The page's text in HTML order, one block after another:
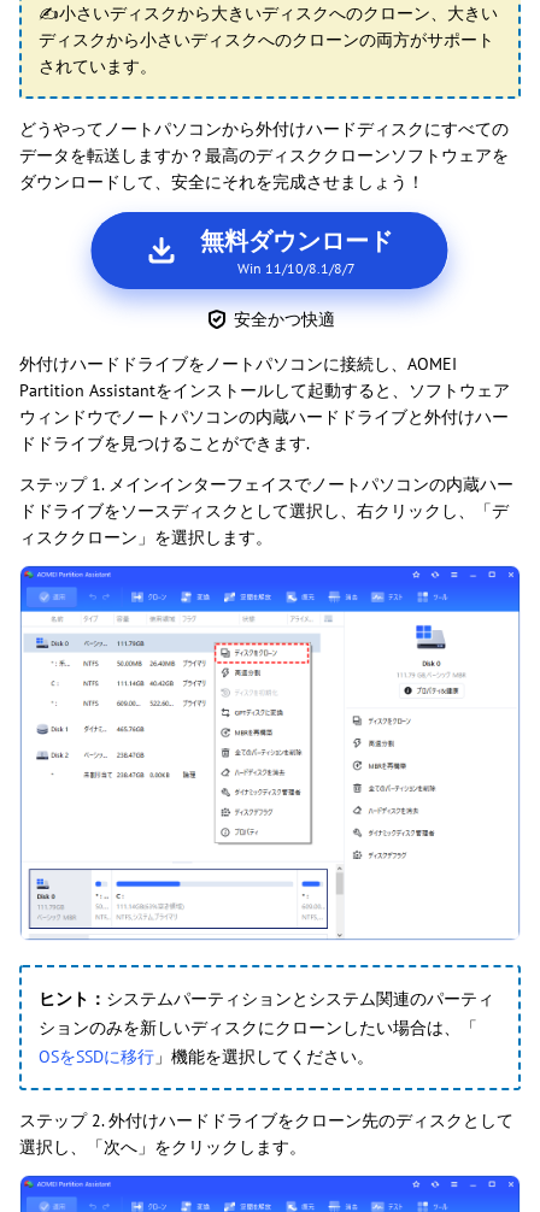
✍小さいディスクから大きいディスクへのクローン、大きい
ディスクから小さいディスクへのクローンの両方がサポート
されています。
どうやってノートパソコンから外付けハードディスクにすべての
データを転送しますか？最高のディスククローンソフトウェアを
ダウンロードして、安全にそれを完成させましょう！
無料ダウンロード
Win 11/10/8.1/8/7
安全かつ快適
外付けハードドライブをノートパソコンに接続し、AOMEI
Partition Assistantをインストールして起動すると、ソフトウェア
ウィンドウでノートパソコンの内蔵ハードドライブと外付けハー
ドドライブを見つけることができます.
ステップ 1. メインインターフェイスでノートパソコンの内蔵ハー
ドドライブをソースディスクとして選択し、右クリックし、「デ
ィスククローン」を選択します。
ヒント： システムパーティションとシステム関連のパーティ
ションのみを新しいディスクにクローンしたい場合は、「
OSをSSDに移行 」機能を選択してください。
ステップ 2. 外付けハードドライブをクローン先のディスクとして
選択し、「次へ」をクリックします。